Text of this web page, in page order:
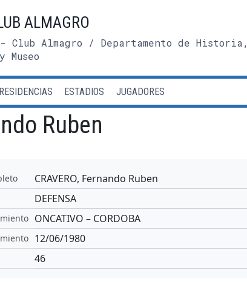
ALMAGRO
Club Almagro / Departamento de Historia,
ESTADIOS JUGADORES
Ruben
CRAVERO, Fernando Ruben
DEFENSA
ONCATIVO – CORDOBA
12/06/1980
46